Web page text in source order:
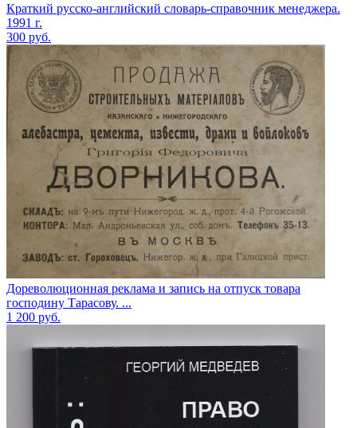
Краткий русско-английский словарь-справочник менеджера.
1991 г.
300 руб.
Дореволюционная реклама и запись на отпуск товара
господину Тарасову. ...
1 200 руб.